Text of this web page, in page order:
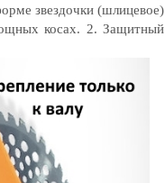
звездочки (шлицевое)
косах. 2. Защитный